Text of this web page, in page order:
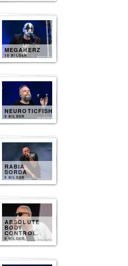
MEGAHERZ
10 BILDER
NEUROTICFISH
9 BILDER
RABIA
SORDA
9 BILDER
ABSOLUTE
BODY
CONTROL
8 BILDER